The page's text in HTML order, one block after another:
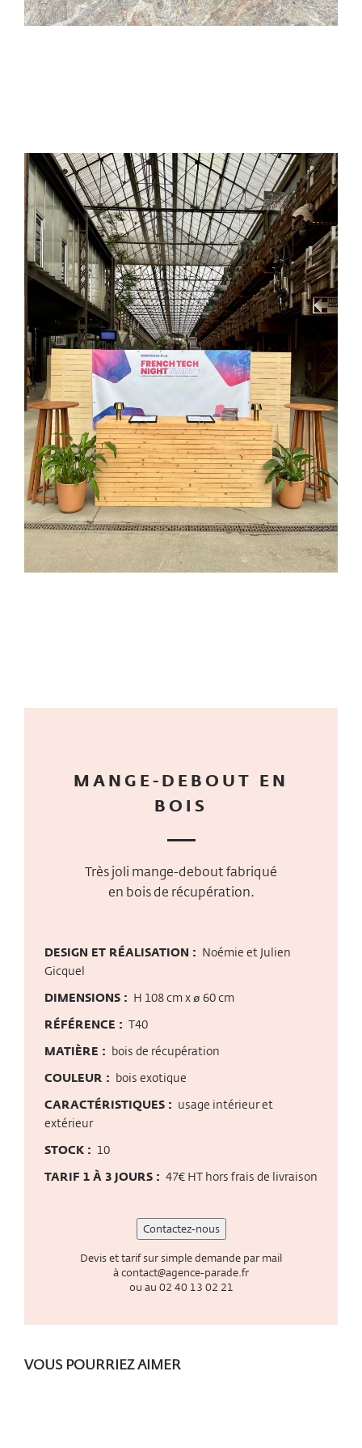
MANGE-DEBOUT EN
BOIS
Très joli mange-debout fabriqué
en bois de récupération.
DESIGN ET RÉALISATION : Noémie et Julien
Gicquel
DIMENSIONS : H 108 cm x ø 60 cm
RÉFÉRENCE : T40
MATIÈRE : bois de récupération
COULEUR : bois exotique
CARACTÉRISTIQUES : usage intérieur et
extérieur
STOCK : 10
TARIF 1 À 3 JOURS : 47€ HT hors frais de livraison
Contactez-nous
Devis et tarif sur simple demande par mail
àcontact@agence-parade.fr
ou au 02 40 13 02 21
VOUS POURRIEZ AIMER